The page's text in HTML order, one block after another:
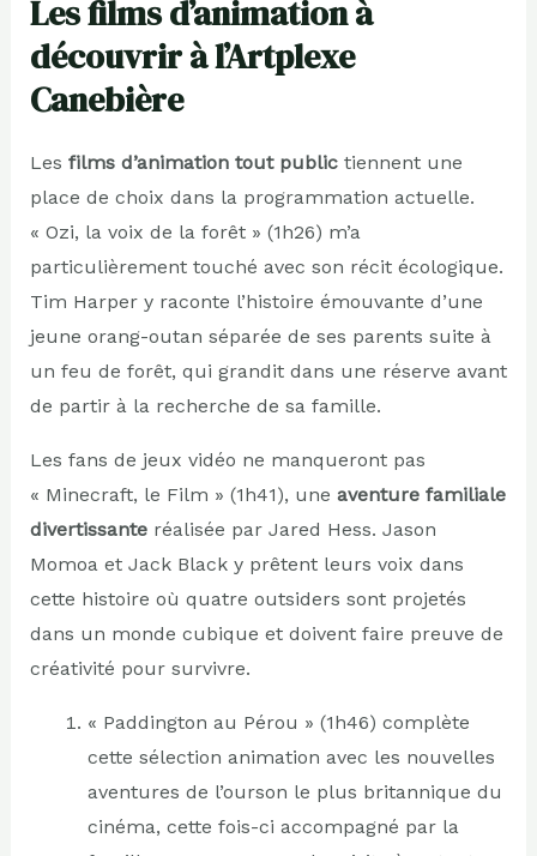
Les films d’animation à
découvrir à l’Artplexe
Canebière
Les films d’animation tout publictiennent une
place de choix dans la programmation actuelle.
« Ozi, la voix de la forêt » (1h26) m’a
particulièrement touché avec son récit écologique.
Tim Harper y raconte l’histoire émouvante d’une
jeune orang-outan séparée de ses parents suite à
un feu de forêt, qui grandit dans une réserve avant
de partir à la recherche de sa famille.
Les fans de jeux vidéo ne manqueront pas
« Minecraft, le Film » (1h41), une aventure familiale
divertissanteréalisée par Jared Hess. Jason
Momoa et Jack Black y prêtent leurs voix dans
cette histoire où quatre outsiders sont projetés
dans un monde cubique et doivent faire preuve de
créativité pour survivre.
« Paddington au Pérou » (1h46) complète
cette sélection animation avec les nouvelles
aventures de l’ourson le plus britannique du
cinéma, cette fois-ci accompagné par la